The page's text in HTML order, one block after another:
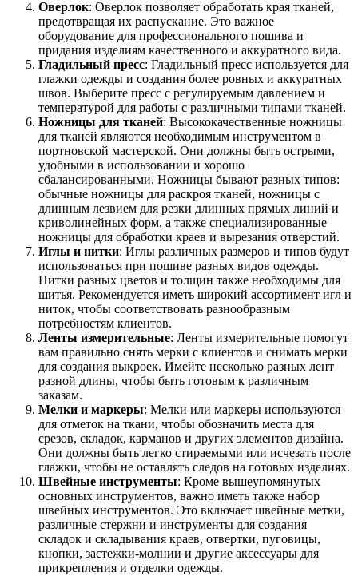
Оверлок: Оверлок позволяет обработать края тканей,
предотвращая их распускание. Это важное
оборудование для профессионального пошива и
придания изделиям качественного и аккуратного вида.
Гладильный пресс: Гладильный пресс используется для
глажки одежды и создания более ровных и аккуратных
швов. Выберите пресс с регулируемым давлением и
температурой для работы с различными типами тканей.
Ножницы для тканей: Высококачественные ножницы
для тканей являются необходимым инструментом в
портновской мастерской. Они должны быть острыми,
удобными в использовании и хорошо
сбалансированными. Ножницы бывают разных типов:
обычные ножницы для раскроя тканей, ножницы с
длинным лезвием для резки длинных прямых линий и
криволинейных форм, а также специализированные
ножницы для обработки краев и вырезания отверстий.
Иглы и нитки: Иглы различных размеров и типов будут
использоваться при пошиве разных видов одежды.
Нитки разных цветов и толщин также необходимы для
шитья. Рекомендуется иметь широкий ассортимент игл и
ниток, чтобы соответствовать разнообразным
потребностям клиентов.
Ленты измерительные: Ленты измерительные помогут
вам правильно снять мерки с клиентов и снимать мерки
для создания выкроек. Имейте несколько разных лент
разной длины, чтобы быть готовым к различным
заказам.
Мелки и маркеры: Мелки или маркеры используются
для отметок на ткани, чтобы обозначить места для
срезов, складок, карманов и других элементов дизайна.
Они должны быть легко стираемыми или исчезать после
глажки, чтобы не оставлять следов на готовых изделиях.
Швейные инструменты: Кроме вышеупомянутых
основных инструментов, важно иметь также набор
швейных инструментов. Это включает швейные метки,
различные стержни и инструменты для создания
складок и складывания краев, отвертки, пуговицы,
кнопки, застежки-молнии и другие аксессуары для
прикрепления и отделки одежды.